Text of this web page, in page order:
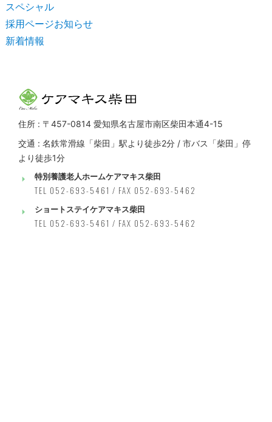
スペシャル
採用ページお知らせ
新着情報
住所 : 〒457-0814 愛知県名古屋市南区柴田本通4-15
交通 : 名鉄常滑線「柴田」駅より徒歩2分 / 市バス「柴田」停
より徒歩1分
特別養護老人ホームケアマキス柴田
TEL 052-693-5461 / FAX 052-693-5462
ショートステイケアマキス柴田
TEL 052-693-5461 / FAX 052-693-5462